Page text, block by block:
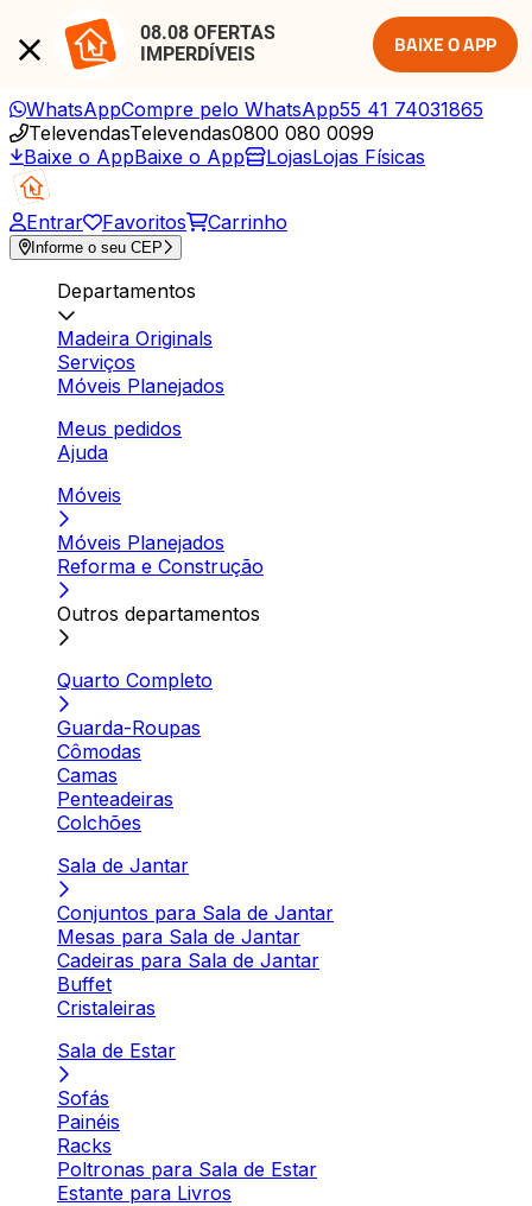
08.08 OFERTAS
IMPERDÍVEIS
BAIXE O APP
WhatsAppCompre pelo WhatsApp55 41 74031865
TelevendasTelevendas0800 080 0099
Baixe o AppBaixe o App LojasLojas Físicas
Entrar Favoritos Carrinho
Informe o seu CEP
Departamentos
Madeira Originals
Serviços
Móveis Planejados
Meus pedidos
Ajuda
Móveis
Móveis Planejados
Reforma e Construção
Outros departamentos
Quarto Completo
Guarda-Roupas
Cômodas
Camas
Penteadeiras
Colchões
Sala de Jantar
Conjuntos para Sala de Jantar
Mesas para Sala de Jantar
Cadeiras para Sala de Jantar
Buffet
Cristaleiras
Sala de Estar
Sofás
Painéis
Racks
Poltronas para Sala de Estar
Estante para Livros